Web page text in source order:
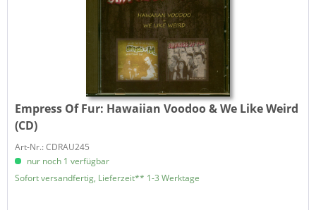
Empress Of Fur: Hawaiian Voodoo & We Like Weird
(CD)
Art-Nr.: CDRAU245
nur noch 1 verfügbar
Sofort versandfertig, Lieferzeit** 1-3 Werktage